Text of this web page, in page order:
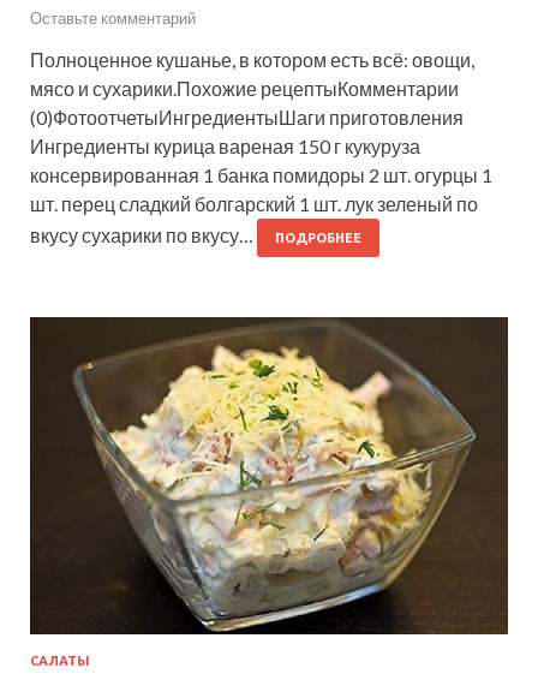
Оставьте комментарий
Полноценное кушанье, в котором есть всё: овощи,
мясо и сухарики.Похожие рецептыКомментарии
(0)ФотоотчетыИнгредиентыШаги приготовления
Ингредиенты курица вареная 150 г кукуруза
консервированная 1 банка помидоры 2 шт. огурцы 1
шт. перец сладкий болгарский 1 шт. лук зеленый по
вкусу сухарики по вкусу…
ПОДРОБНЕЕ
САЛАТЫ